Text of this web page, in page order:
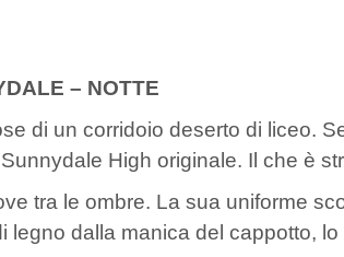
– NOTTE
di un corridoio deserto di liceo.
High originale. Il che è
tra le ombre. La sua uniforme
legno dalla manica del cappotto,